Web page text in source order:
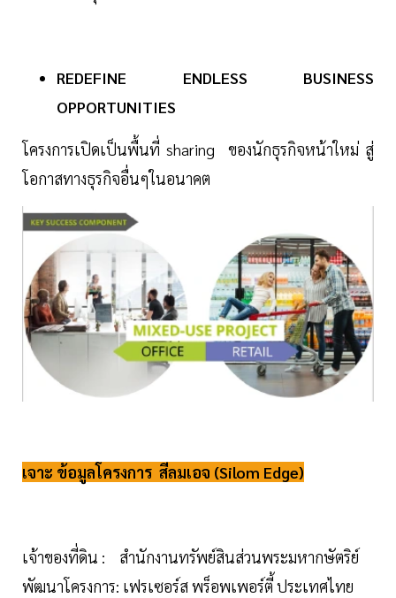
REDEFINE ENDLESS BUSINESS
OPPORTUNITIES
โครงการเปิดเป็นพื้นที่ sharing ของนักธุรกิจหน้าใหม่ สู่
โอกาสทางธุรกิจอื่นๆในอนาคต
เจาะ ข้อมูลโครงการ สีลมเอจ (Silom Edge)
เจ้าของที่ดิน : สำนักงานทรัพย์สินส่วนพระมหากษัตริย์
พัฒนาโครงการ: เฟรเซอร์ส พร็อพเพอร์ตี้ ประเทศไทย